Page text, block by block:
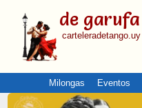
de garufa
carteleradetango.uy
Milongas Eventos